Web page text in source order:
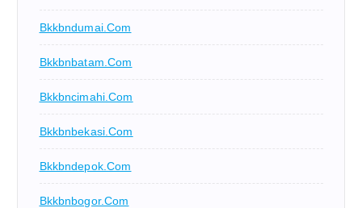
Bkkbndumai.com
Bkkbnbatam.com
Bkkbncimahi.com
Bkkbnbekasi.com
Bkkbndepok.com
Bkkbnbogor.com